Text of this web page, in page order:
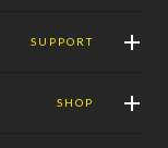
SUPPORT
SHOP